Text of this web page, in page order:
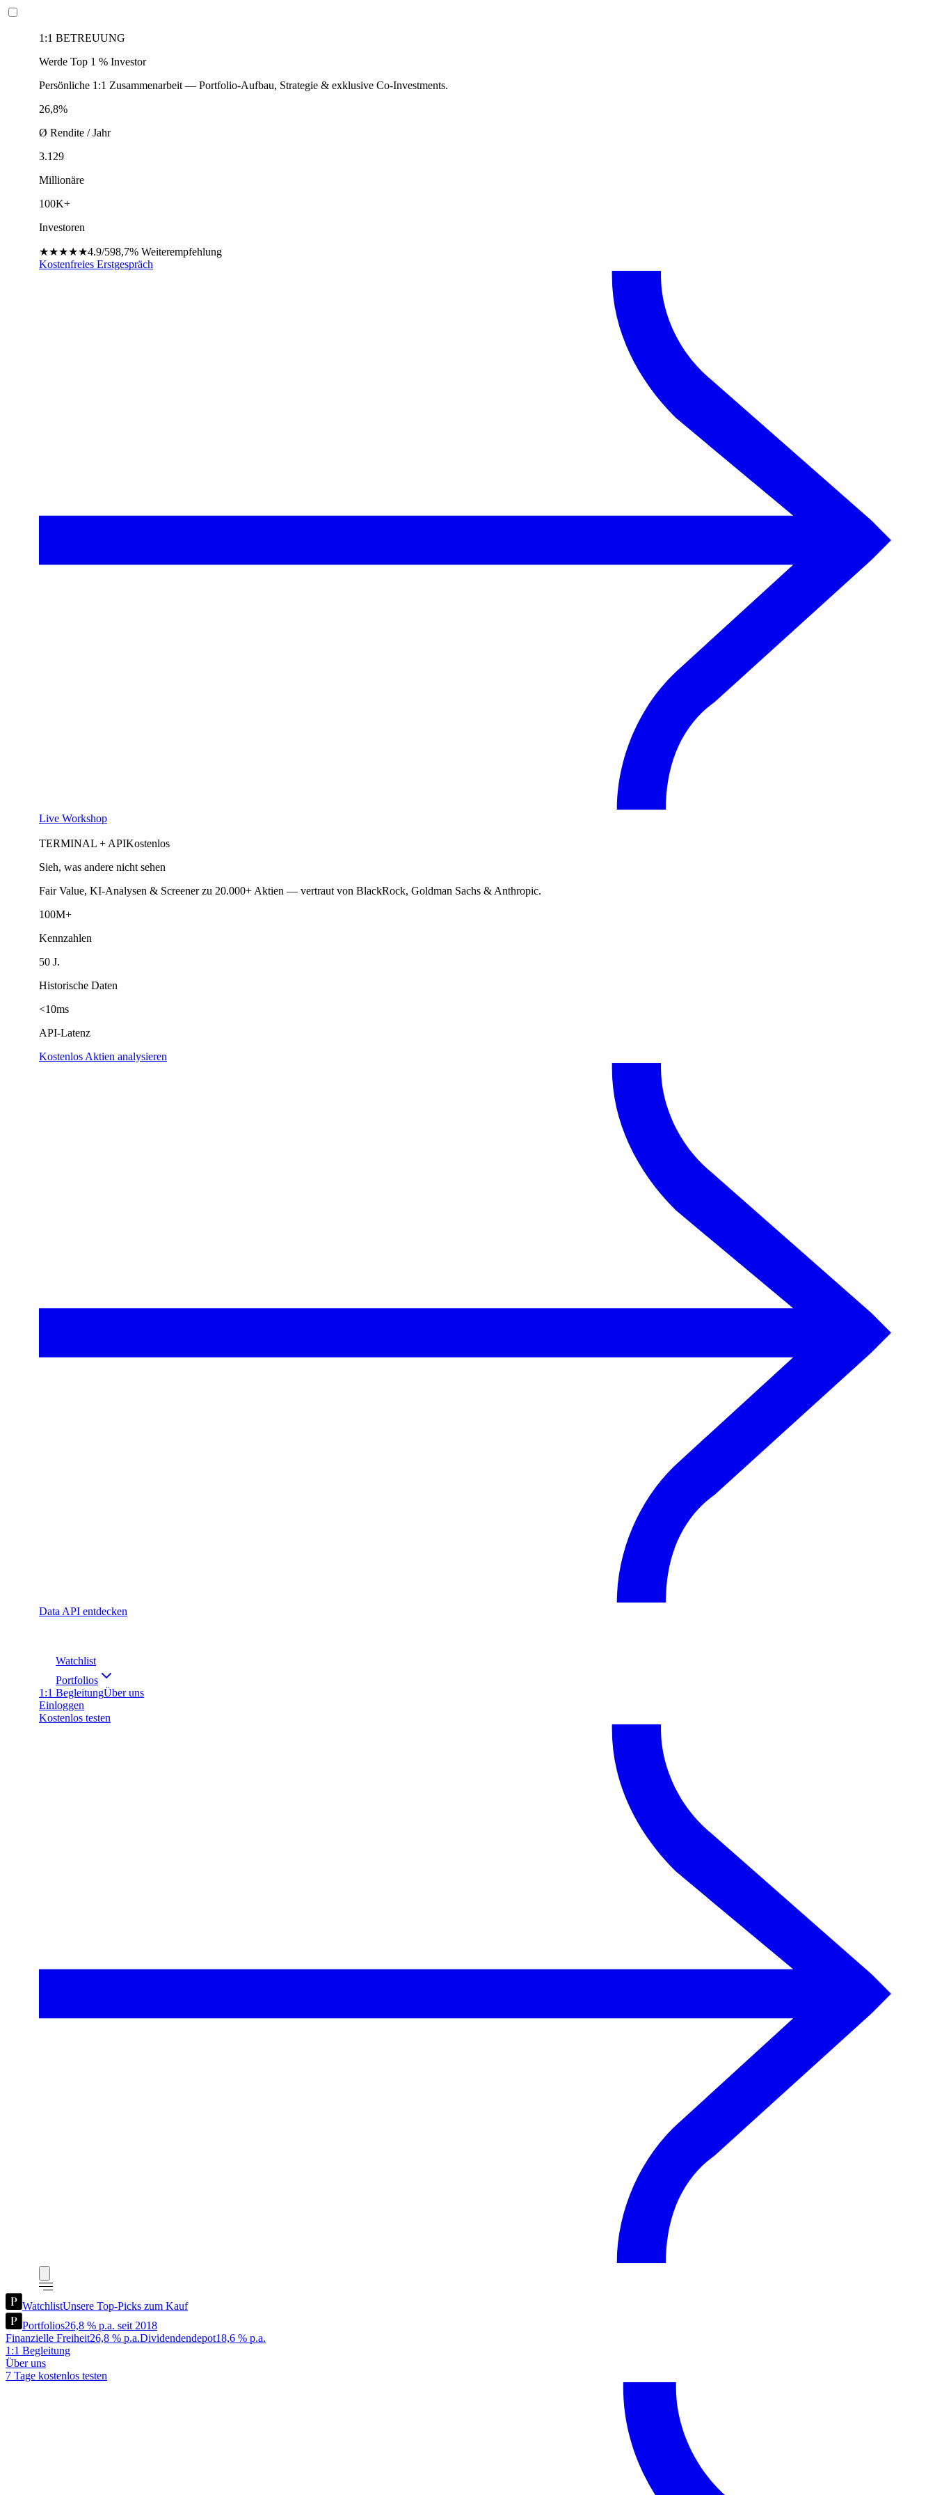
1:1 BETREUUNG
Werde Top 1 % Investor
Persönliche 1:1 Zusammenarbeit — Portfolio-Aufbau, Strategie & exklusive Co-Investments.
26,8%
Ø Rendite / Jahr
3.129
Millionäre
100K+
Investoren
★★★★★4.9/598,7% Weiterempfehlung
Kostenfreies Erstgespräch
Live Workshop
TERMINAL + APIKostenlos
Sieh, was andere nicht sehen
Fair Value, KI-Analysen & Screener zu 20.000+ Aktien — vertraut von BlackRock, Goldman Sachs & Anthropic.
100M+
Kennzahlen
50 J.
Historische Daten
<10ms
API-Latenz
Kostenlos Aktien analysieren
Data API entdecken
Watchlist
Portfolios
1:1 BegleitungÜber uns
Einloggen
Kostenlos testen
WatchlistUnsere Top-Picks zum Kauf
Portfolios26,8 % p.a. seit 2018
Finanzielle Freiheit26,8 % p.a.Dividendendepot18,6 % p.a.
1:1 Begleitung
Über uns
7 Tage kostenlos testen